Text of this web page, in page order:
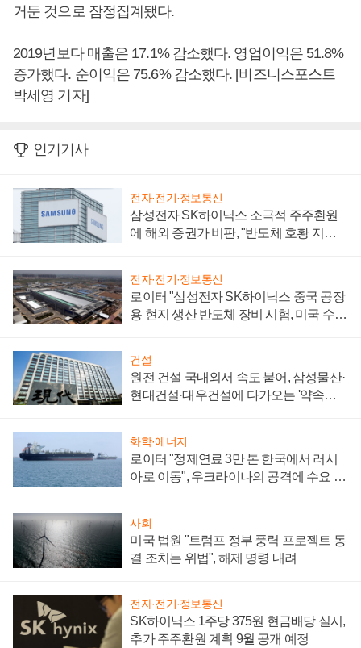
거둔 것으로 잠정집계됐다.
2019년보다 매출은 17.1% 감소했다. 영업이익은 51.8%
증가했다. 순이익은 75.6% 감소했다. [비즈니스포스트
박세영 기자]
인기기사
전자·전기·정보통신
삼성전자 SK하이닉스 소극적 주주환원
에 해외 증권가 비판, "반도체 호황 지속
전자·전기·정보통신
로이터 "삼성전자 SK하이닉스 중국 공장
용 현지 생산 반도체 장비 시험, 미국 수출
건설
원전 건설 국내외서 속도 붙어, 삼성물산·
현대건설·대우건설에 다가오는 '약속의
화학·에너지
로이터 "정제연료 3만 톤 한국에서 러시
아로 이동", 우크라이나의 공격에 수요 늘
사회
미국 법원 "트럼프 정부 풍력 프로젝트 동
결 조치는 위법", 해제 명령 내려
전자·전기·정보통신
SK하이닉스 1주당 375원 현금배당 실시,
추가 주주환원 계획 9월 공개 예정